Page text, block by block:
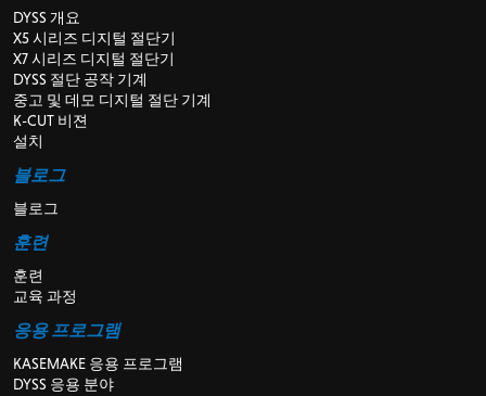
DYSS 개요
X5 시리즈 디지털 절단기
X7 시리즈 디지털 절단기
DYSS 절단 공작 기계
중고 및 데모 디지털 절단 기계
K-CUT 비젼
설치
블로그
블로그
훈련
훈련
교육 과정
응용 프로그램
KASEMAKE 응용 프로그램
DYSS 응용 분야